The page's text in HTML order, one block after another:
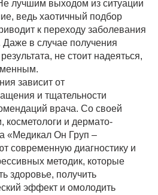
лучшим выходом из ситуации
ведь хаотичный подбор
к переходу заболевания
в случае получения
не стоит надеяться,
зависит от
и тщательности
врача. Со своей
косметологи и дермато-
«Медикал Он Груп –
современную диагностику и
методик, которые
здоровье, получить
эффект и омолодить